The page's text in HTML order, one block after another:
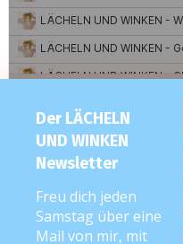
Der LÄCHELN
UND WINKEN
Newsletter
Freu dich jeden
Samstag über eine
Mail von mir, mit
AUSGEZEICHNET <3